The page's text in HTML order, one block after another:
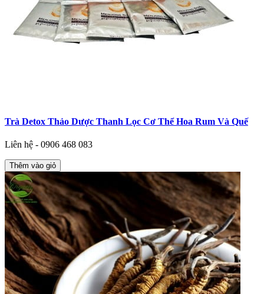
Trà Detox Thảo Dược Thanh Lọc Cơ Thể Hoa Rum Và Quế
Liên hệ - 0906 468 083
Thêm vào giỏ